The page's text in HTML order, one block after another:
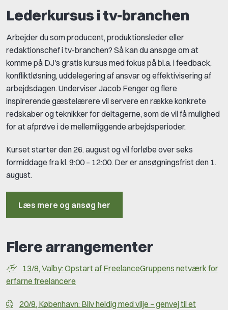
Lederkursus i tv-branchen
Arbejder du som producent, produktionsleder eller
redaktionschef i tv-branchen? Så kan du ansøge om at
komme på DJ's gratis kursus med fokus på bl.a. i feedback,
konfliktløsning, uddelegering af ansvar og effektivisering af
arbejdsdagen. Underviser Jacob Fenger og flere
inspirerende gæstelærere vil servere en række konkrete
redskaber og teknikker for deltagerne, som de vil få mulighed
for at afprøve i de mellemliggende arbejdsperioder.
Kurset starter den 26. august og vil forløbe over seks
formiddage fra kl. 9:00 – 12:00. Der er ansøgningsfrist den 1.
august.
Læs mere og ansøg her
Flere arrangementer
13/8, Valby: Opstart af FreelanceGruppens netværk for
erfarne freelancere
20/8, København: Bliv heldig med vilje – genvej til et